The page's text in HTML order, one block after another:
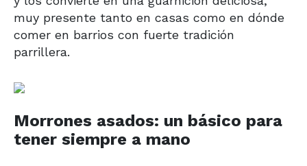
muy presente tanto en casas como en dónde
comer en barrios con fuerte tradición
parrillera.
Morrones asados: un básico para
tener siempre a mano